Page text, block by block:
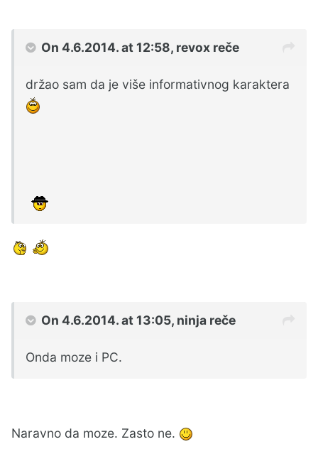
On 4.6.2014. at 12:58, revox reče
držao sam da je više informativnog karaktera
On 4.6.2014. at 13:05, ninja reče
Onda moze i PC.
Naravno da moze. Zasto ne.